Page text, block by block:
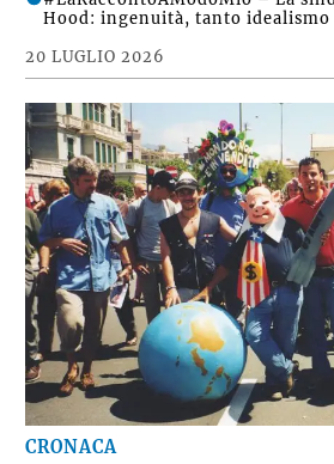
20 LUGLIO 2026
Hood: ingenuità, tanto
CRONACA